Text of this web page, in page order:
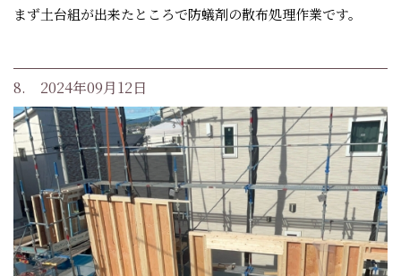
まず土台組が出来たところで防蟻剤の散布処理作業です。
8. 2024年09月12日